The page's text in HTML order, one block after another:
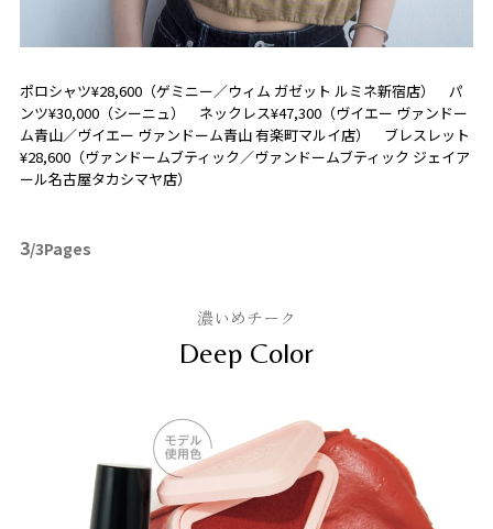
ポロシャツ¥28,600（ゲミニー／ウィム ガゼット ルミネ新宿店） パ
ンツ¥30,000（シーニュ） ネックレス¥47,300（ヴイエー ヴァンドー
ム青山／ヴイエー ヴァンドーム青山 有楽町マルイ店） ブレスレット
¥28,600（ヴァンドームブティック／ヴァンドームブティック ジェイア
ール名古屋タカシマヤ店）
3/3Pages
濃いめチーク
Deep Color